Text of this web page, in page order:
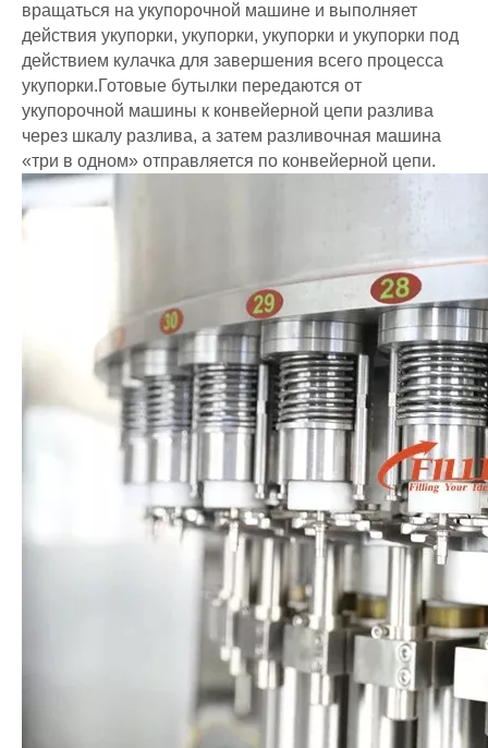
вращаться на укупорочной машине и выполняет
действия укупорки, укупорки, укупорки и укупорки под
действием кулачка для завершения всего процесса
укупорки.Готовые бутылки передаются от
укупорочной машины к конвейерной цепи разлива
через шкалу разлива, а затем разливочная машина
«три в одном» отправляется по конвейерной цепи.